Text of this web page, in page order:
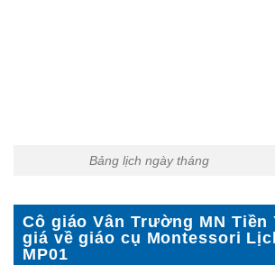
Bảng lịch ngày tháng
Cô giáo Vân Trường MN Tiền
giá về giáo cụ Montessori
MP01